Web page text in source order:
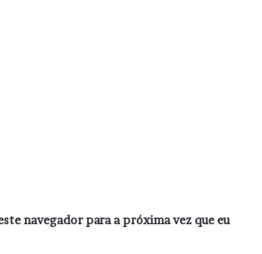
navegador para a próxima vez que eu